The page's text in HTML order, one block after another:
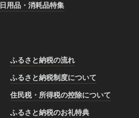
日用品・消耗品特集
ふるさと納税の流れ
ふるさと納税制度について
住民税・所得税の控除について
ふるさと納税のお礼特典